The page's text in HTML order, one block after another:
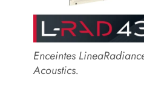
Enceintes
Acoustics.